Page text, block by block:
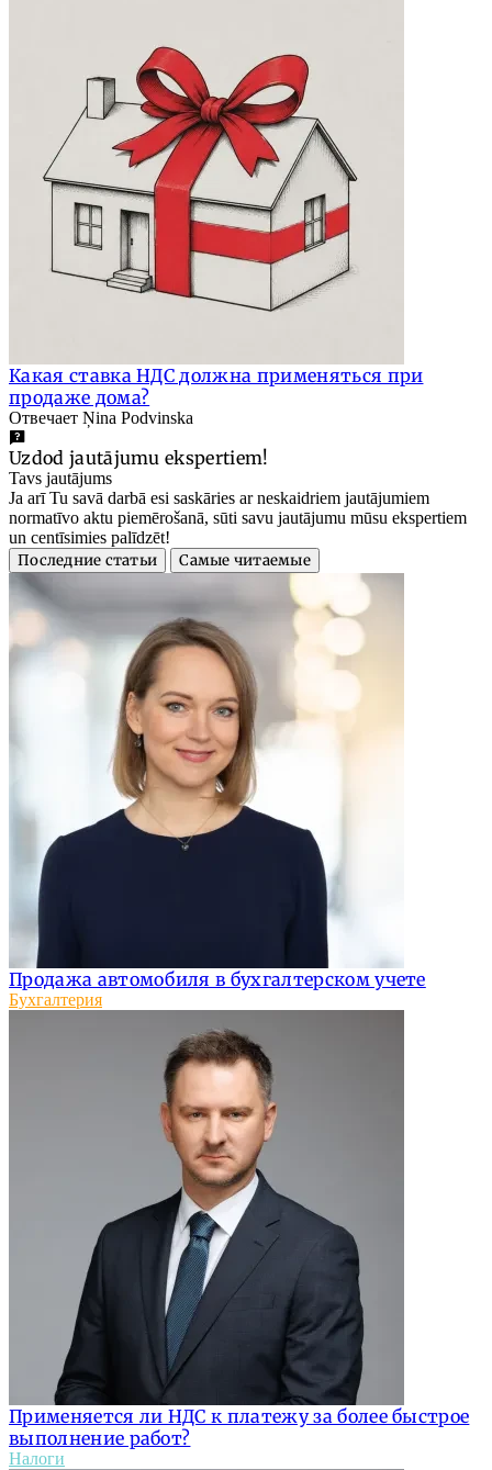
Какая ставка НДС должна применяться при
продаже дома?
Отвечает Ņina Podvinska
Uzdod jautājumu ekspertiem!
Tavs jautājums
Ja arī Tu savā darbā esi saskāries ar neskaidriem jautājumiem
normatīvo aktu piemērošanā, sūti savu jautājumu mūsu ekspertiem
un centīsimies palīdzēt!
Последние статьи
Самые читаемые
Продажа автомобиля в бухгалтерском учете
Бухгалтерия
Применяется ли НДС к платежу за более быстрое
выполнение работ?
Налоги